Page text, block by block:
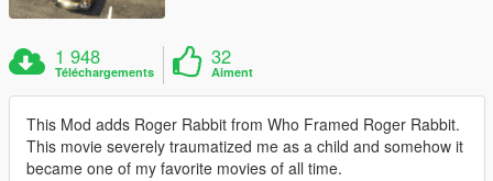
1 948
Téléchargements
32
Aiment
This Mod adds Roger Rabbit from Who Framed Roger Rabbit.
This movie severely traumatized me as a child and somehow it
became one of my favorite movies of all time.